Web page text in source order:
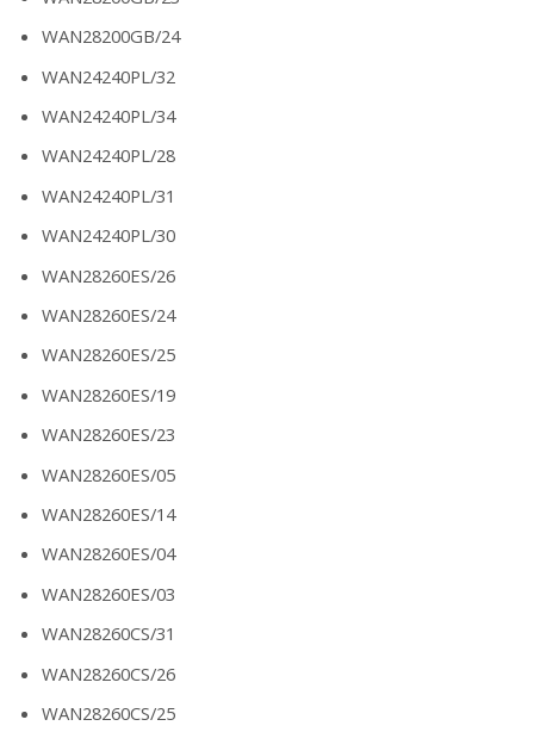
WAN28200GB/24
WAN24240PL/32
WAN24240PL/34
WAN24240PL/28
WAN24240PL/31
WAN24240PL/30
WAN28260ES/26
WAN28260ES/24
WAN28260ES/25
WAN28260ES/19
WAN28260ES/23
WAN28260ES/05
WAN28260ES/14
WAN28260ES/04
WAN28260ES/03
WAN28260CS/31
WAN28260CS/26
WAN28260CS/25